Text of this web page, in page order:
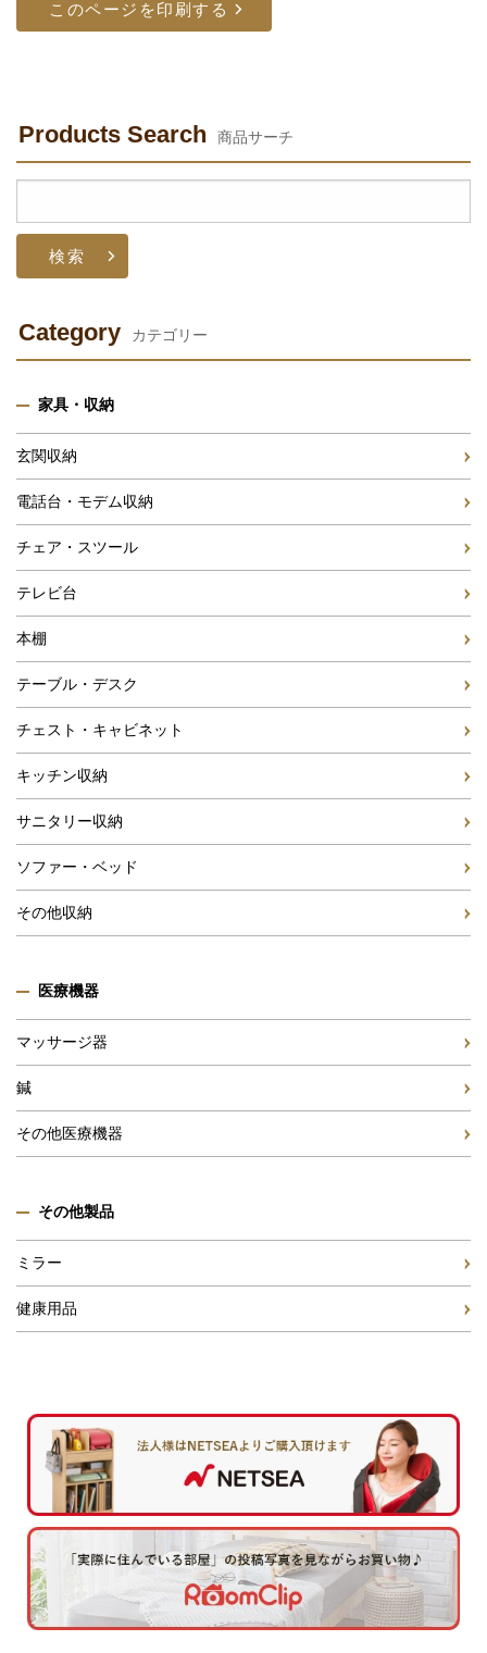
Products Search 商品サーチ
Category カテゴリー
家具・収納
玄関収納
電話台・モデム収納
チェア・スツール
テレビ台
本棚
テーブル・デスク
チェスト・キャビネット
キッチン収納
サニタリー収納
ソファー・ベッド
その他収納
医療機器
マッサージ器
鍼
その他医療機器
その他製品
ミラー
健康用品